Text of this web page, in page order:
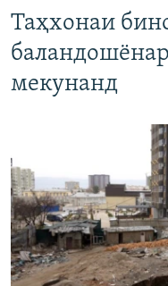
Таҳхонаи
мекунанд